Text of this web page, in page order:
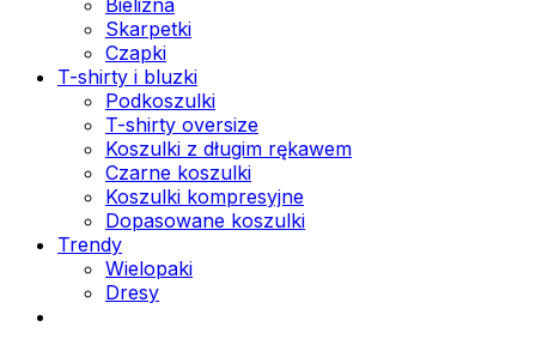
Skarpetki
Czapki
T-shirty i bluzki
Podkoszulki
T-shirty oversize
Koszulki z długim rękawem
Czarne koszulki
Koszulki kompresyjne
Dopasowane koszulki
Trendy
Wielopaki
Dresy